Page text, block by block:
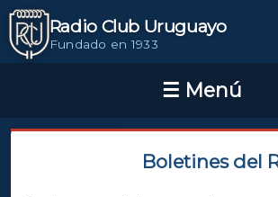
Radio Club Uruguayo
Fundado en 1933
Boletines del